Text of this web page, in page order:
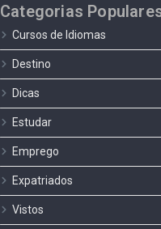
Categorias
Cursos de Idiomas
Destino
Dicas
Estudar
Emprego
Expatriados
Vistos